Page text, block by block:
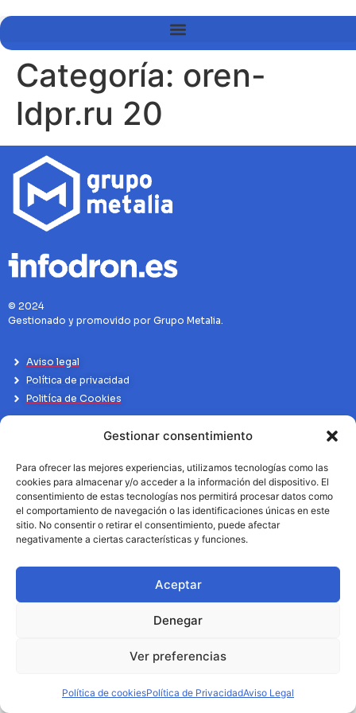
Gestionar consentimiento
Para ofrecer las mejores experiencias, utilizamos tecnologías como las
cookies para almacenar y/o acceder a la información del dispositivo. El
consentimiento de estas tecnologías nos permitirá procesar datos como
el comportamiento de navegación o las identificaciones únicas en este
sitio. No consentir o retirar el consentimiento, puede afectar
negativamente a ciertas características y funciones.
Aceptar
Denegar
Ver preferencias
Política de cookiesPolítica de PrivacidadAviso Legal
Categoría: oren-
ldpr.ru 20
© 2024
Gestionado y promovido por Grupo Metalia.
Aviso legal
Política de privacidad
Politíca de Cookies